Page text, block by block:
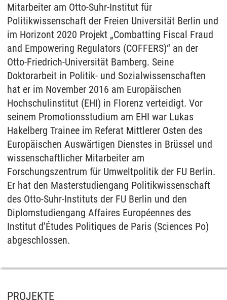
Mitarbeiter am Otto-Suhr-Institut für
Politikwissenschaft der Freien Universität Berlin und
im Horizont 2020 Projekt „Combatting Fiscal Fraud
and Empowering Regulators (COFFERS)“ an der
Otto-Friedrich-Universität Bamberg. Seine
Doktorarbeit in Politik- und Sozialwissenschaften
hat er im November 2016 am Europäischen
Hochschulinstitut (EHI) in Florenz verteidigt. Vor
seinem Promotionsstudium am EHI war Lukas
Hakelberg Trainee im Referat Mittlerer Osten des
Europäischen Auswärtigen Dienstes in Brüssel und
wissenschaftlicher Mitarbeiter am
Forschungszentrum für Umweltpolitik der FU Berlin.
Er hat den Masterstudiengang Politikwissenschaft
des Otto-Suhr-Instituts der FU Berlin und den
Diplomstudiengang Affaires Européennes des
Institut d’Études Politiques de Paris (Sciences Po)
abgeschlossen.
PROJEKTE